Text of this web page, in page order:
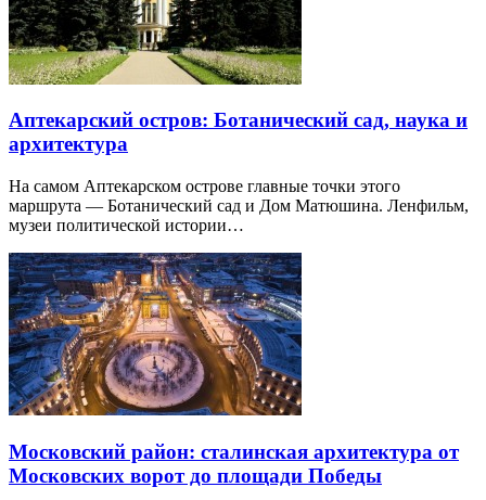
Аптекарский остров: Ботанический сад, наука и
архитектура
На самом Аптекарском острове главные точки этого
маршрута — Ботанический сад и Дом Матюшина. Ленфильм,
музеи политической истории…
Московский район: сталинская архитектура от
Московских ворот до площади Победы